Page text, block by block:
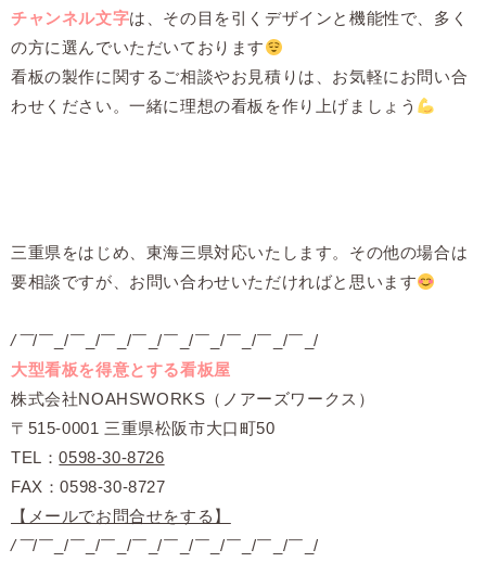
チャンネル文字は、その目を引くデザインと機能性で、多く
の方に選んでいただいております
看板の製作に関するご相談やお見積りは、お気軽にお問い合
わせください。一緒に理想の看板を作り上げましょう
三重県をはじめ、東海三県対応いたします。その他の場合は
要相談ですが、お問い合わせいただければと思います
/￣/￣_/￣_/￣_/￣_/￣_/￣_/￣_/￣_/￣_/
大型看板を得意とする看板屋
株式会社NOAHSWORKS（ノアーズワークス）
〒515-0001 三重県松阪市大口町50
TEL：0598-30-8726
FAX：0598-30-8727
【メールでお問合せをする】
/￣/￣_/￣_/￣_/￣_/￣_/￣_/￣_/￣_/￣_/